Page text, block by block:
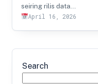
seiring rilis data…
April 16, 2026
Search